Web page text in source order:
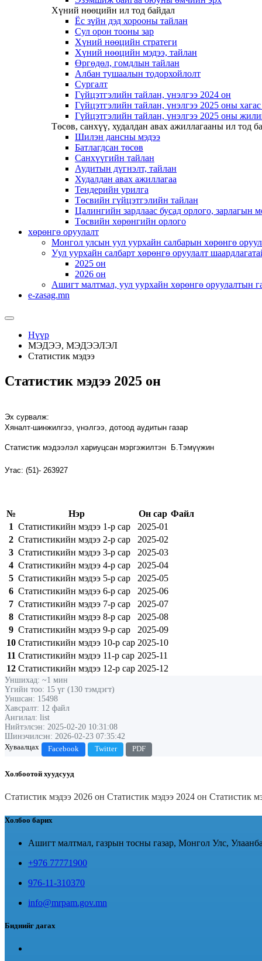
Хүний нөөцийн ил тод байдал
Ёс зүйн дэд хорооны тайлан
Сул орон тооны зар
Хүний нөөцийн стратеги
Хүний нөөцийн мэдээ, тайлан
Өргөдөл, гомдлын тайлан
Албан тушаалын тодорхойлолт
Сургалт
Гүйцэтгэлийн тайлан, үнэлгээ 2024 он
Гүйцэтгэлийн тайлан, үнэлгээ 2025 оны
Гүйцэтгэлийн тайлан, үнэлгээ 2025 оны
Төсөв, санхүү, худалдан авах ажиллагааны ил тод
Шилэн дансны мэдээ
Батлагдсан төсөв
Санхүүгийн тайлан
Аудитын дүгнэлт, тайлан
Худалдан авах ажиллагаа
Тендерийн урилга
Төсвийн гүйцэтгэлийн тайлан
Цалингийн зардлаас бусад орлого, зарлагын
Төсвийн хөрөнгийн орлого
хөрөнгө оруулалт
Монгол улсын уул уурхайн салбарын хөрөнгө
Уул уурхайн салбарт хөрөнгө оруулалт
2025 он
2026 он
Ашигт малтмал, уул уурхайн хөрөнгө оруулалтын
e-zasag.mn
Нүүр
МЭДЭЭ, МЭДЭЭЛЭЛ
Статистик мэдээ
Статистик мэдээ 2025 он
Эх сурвалж:
Хяналт-шинжилгээ, үнэлгээ, дотоод аудитын газар
Статистик мэдээлэл хариуцсан мэргэжилтэн Б.Тэмүүжин
Утас: (51 )- 263927
№ Нэр Он сар Файл
1 Статистикийн мэдээ 1-р сар
2025-01
2 Статистикийн мэдээ 2-р сар
2025-02
3 Статистикийн мэдээ 3-р сар
2025-03
4 Статистикийн мэдээ 4-р сар
2025-04
5 Статистикийн мэдээ 5-р сар
2025-05
6 Статистикийн мэдээ 6-р сар
2025-06
7 Статистикийн мэдээ 7-р сар
2025-07
8 Статистикийн мэдээ 8-р сар
2025-08
9 Статистикийн мэдээ 9-р сар
2025-09
10 Статистикийн мэдээ 10-р сар 2025-10
11 Статистикийн мэдээ 11-р сар 2025-11
12 Статистикийн мэдээ 12-р сар 2025-12
Уншихад: ~1 мин
Үгийн тоо: 15 үг (130 тэмдэгт)
Уншсан: 15498
Хавсралт: 12 файл
Ангилал: list
Нийтэлсэн: 2025-02-20 10:31:08
Шинэчилсэн: 2026-02-23 07:35:42
Хуваалцах
Facebook Twitter PDF
Холбоотой хуудсууд
Статистик мэдээ 2026 он Статистик мэдээ 2024 он Статистик
Холбоо барих
Ашигт малтмал, газрын тосны газар, Монгол Улс,
+976 77771900
976-11-310370
info@mrpam.gov.mn
Биднийг дагах